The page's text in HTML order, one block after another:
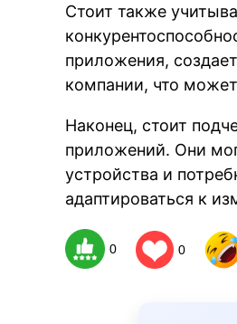
Стоит также
приложения,
компании, что
Наконец, стоит
приложений. Они
устройства и
адаптироваться к
0 0